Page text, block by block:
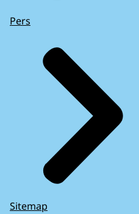
Pers
Sitemap